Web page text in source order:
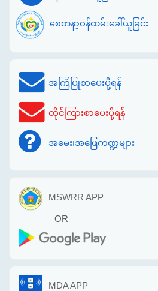
စေတနာ့ဝန်ထမ်းခေါ်ယူခြင်း
အကြံပြုစာပေးပို့ရန်
တိုင်ကြားစာပေးပို့ရန်
အမေး၊အဖြေကဏ္ဍများ
MSWRR APP
OR
MDA APP